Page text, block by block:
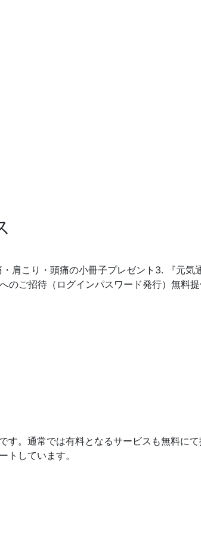
り・頭痛の小冊子プレゼント3. 『元気
のご招待（ログインパスワード発行）無料提
す。通常では有料となるサービスも無料に
トしています。